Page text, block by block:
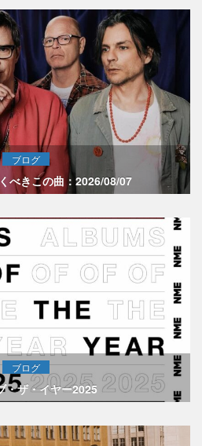
ブログ
べきこの曲：2026/08/07
ブログ
・ザ・イヤー2025